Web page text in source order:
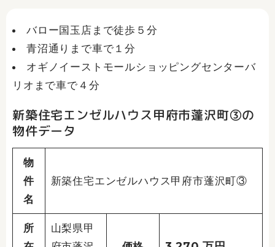
バロー国玉店まで徒歩５分
青沼通りまで車で１分
オギノイーストモールショッピングセンターバ
リオまで車で４分
新築住宅エンゼルハウス甲府市蓬沢町③の
物件データ
物
件
名
新築住宅エンゼルハウス甲府市蓬沢町③
所
山梨県甲